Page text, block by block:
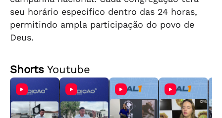
seu horário específico dentro das 24 horas,
permitindo ampla participação do povo de
Deus.
ShortsYoutube